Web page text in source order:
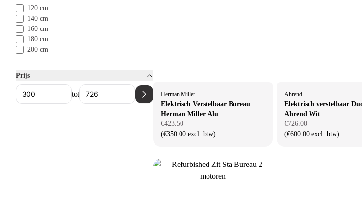
120 cm
140 cm
160 cm
180 cm
200 cm
Prijs
tot Herman Miller
Elektrisch Verstelbaar Bureau
Herman Miller Alu
€423.50
(€350.00 excl. btw)
Ahrend
Elektrisch verstelbaar
Ahrend Wit
€726.00
(€600.00 excl. btw)